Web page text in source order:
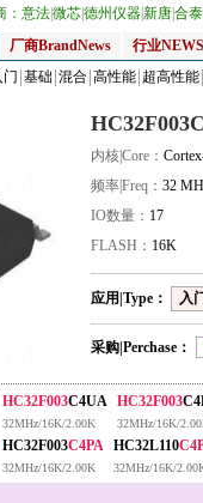
意法微芯德州仪器新唐合泰
厂商BrandNews 行业NEWS
门 基础 混合 高性能 超高性能
内核|Core：
频率|Freq： 32
IO数量： 17
FLASH： 16K
应用|Type： 入
采购|Perchase：
HC32F003C4UA
32MHz/16K/2.00K
HC32F003
32MHz/16K/
HC32F003C4PA
32MHz/16K/2.00K
HC32L110
32MHz/16K/